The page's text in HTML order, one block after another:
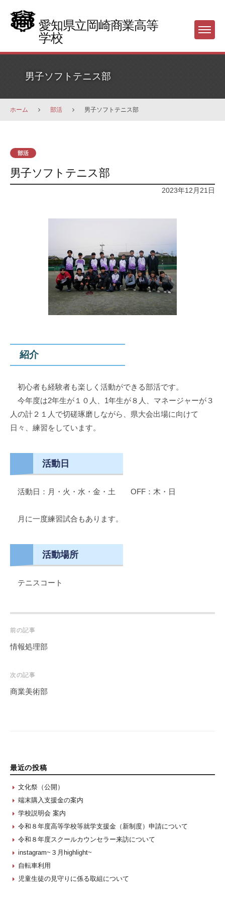
content
愛知県立岡崎商業高等
学校
Menu
男子ソフトテニス部
ホーム 部活 男子ソフトテニス部
部活
男子ソフトテニス部
2023年12月21日
紹介
初心者も経験者も楽しく活動ができる部活です。
今年度は2年生が１０人、1年生が８人、マネージャーが３
人の計２１人で切磋琢磨しながら、県大会出場に向けて
日々、練習をしています。
活動日
活動日：月・火・水・金・土 OFF：木・日
月に一度練習試合もあります。
活動場所
テニスコート
Post
navigation
前の記事
情報処理部
次の記事
商業美術部
最近の投稿
文化祭（公開）
端末購入支援金の案内
学校説明会 案内
令和８年度高等学校等就学支援金（新制度）申請について
令和８年度スクールカウンセラー来訪について
instagram~３月highlight~
自転車利用
児童生徒の見守りに係る取組について